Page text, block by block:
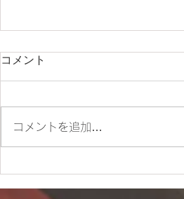
✨SM700 2022 カスタム車
✨
コメント
コメントを追加…